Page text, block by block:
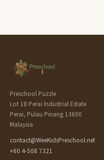
Preschool Puzzle
Lot 18 Perai Industrial Estate
Perai, Pulau Pinang 13600
Malaysia
contact@WeeKidsPreschool.net
+60 4-508 7321